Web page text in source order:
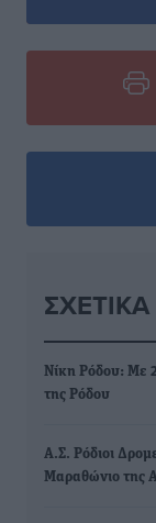
ΣΧΕΤΙΚΆ
Νίκη Ρόδου: Με
της Ρόδου
Α.Σ. Ρόδιοι
Μαραθώνιο της